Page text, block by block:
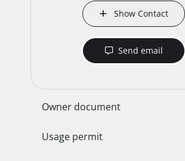
Show Contact
Send email
Owner document
Usage permit